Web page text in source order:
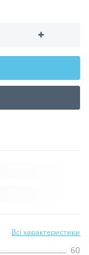
Всі характеристики
60